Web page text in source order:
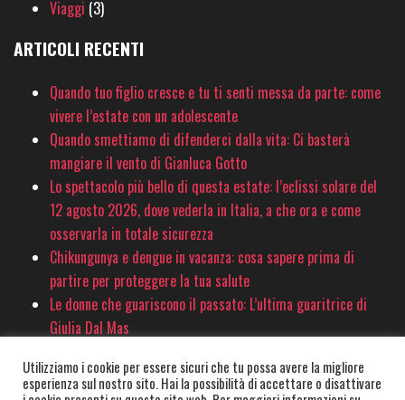
Viaggi (3)
ARTICOLI RECENTI
Quando tuo figlio cresce e tu ti senti messa da parte: come
vivere l’estate con un adolescente
Quando smettiamo di difenderci dalla vita: Ci basterà
mangiare il vento di Gianluca Gotto
Lo spettacolo più bello di questa estate: l’eclissi solare del
12 agosto 2026, dove vederla in Italia, a che ora e come
osservarla in totale sicurezza
Chikungunya e dengue in vacanza: cosa sapere prima di
partire per proteggere la tua salute
Le donne che guariscono il passato: L’ultima guaritrice di
Giulia Dal Mas
© PinkSociety.it 2020-2026 - È vietata la copia e la riproduzione dei contenuti
Utilizziamo i cookie per essere sicuri che tu possa avere la migliore
esperienza sul nostro sito. Hai la possibilità di accettare o disattivare